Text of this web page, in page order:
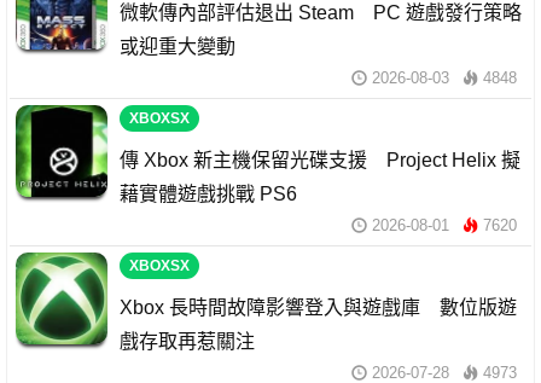
微軟傳內部評估退出 Steam PC 遊戲發行策略
或迎重大變動
2026-08-03 4848
XBOXSX
傳 Xbox 新主機保留光碟支援 Project Helix 擬
藉實體遊戲挑戰 PS6
2026-08-01 7620
XBOXSX
Xbox 長時間故障影響登入與遊戲庫 數位版遊
戲存取再惹關注
2026-07-28 4973